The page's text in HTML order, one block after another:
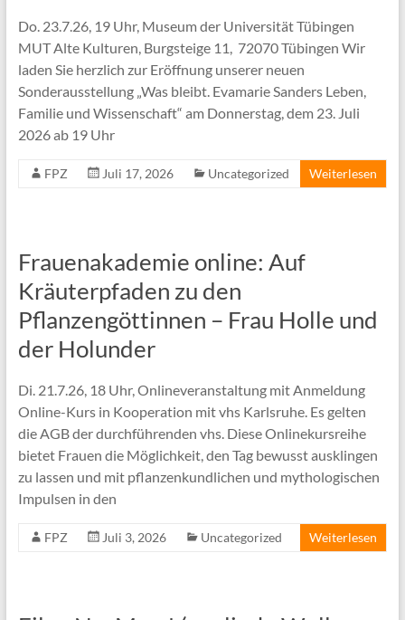
Do. 23.7.26, 19 Uhr, Museum der Universität Tübingen
MUT Alte Kulturen, Burgsteige 11, 72070 Tübingen Wir
laden Sie herzlich zur Eröffnung unserer neuen
Sonderausstellung „Was bleibt. Evamarie Sanders Leben,
Familie und Wissenschaft“ am Donnerstag, dem 23. Juli
2026 ab 19 Uhr
FPZ Juli 17, 2026 Uncategorized Weiterlesen
Frauenakademie online: Auf
Kräuterpfaden zu den
Pflanzengöttinnen – Frau Holle und
der Holunder
Di. 21.7.26, 18 Uhr, Onlineveranstaltung mit Anmeldung
Online-Kurs in Kooperation mit vhs Karlsruhe. Es gelten
die AGB der durchführenden vhs. Diese Onlinekursreihe
bietet Frauen die Möglichkeit, den Tag bewusst ausklingen
zu lassen und mit pflanzenkundlichen und mythologischen
Impulsen in den
FPZ Juli 3, 2026 Uncategorized Weiterlesen